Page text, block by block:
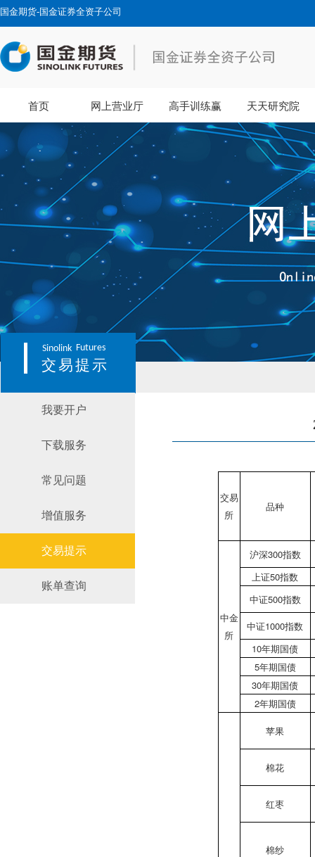
国金期货-国金证券全资子公司
首页 网上营业厅 高手训练赢 天天研究院
Sinolink Futures
交易提示
我要开户
下载服务
常见问题
增值服务
交易提示
账单查询
交易
所
品种
中金
所
沪深300指数
上证50指数
中证500指数
中证1000指数
10年期国债
5年期国债
30年期国债
2年期国债
苹果
棉花
红枣
棉纱